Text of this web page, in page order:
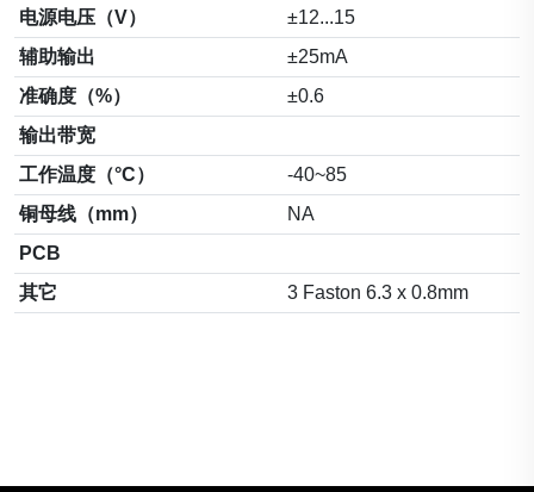
电源电压（V）
±12...15
辅助输出
±25mA
准确度（%）
±0.6
输出带宽
工作温度（°C）
-40~85
铜母线（mm）
NA
PCB
其它
3 Faston 6.3 x 0.8mm